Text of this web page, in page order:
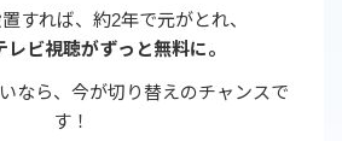
すれば、約2年で元がとれ、
レビ視聴がずっと無料に。
なら、今が切り替えのチャンスで
す！